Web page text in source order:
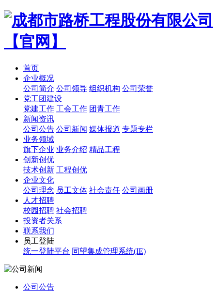
首页
企业概况
公司简介 公司领导 组织机构 公司荣誉
党工团建设
党建工作 工会工作 团青工作
新闻资讯
公司公告 公司新闻 媒体报道 专题专栏
业务领域
旗下企业 业务介绍 精品工程
创新创优
技术创新 工程创优
企业文化
公司理念 员工文体 社会责任 公司画册
人才招聘
校园招聘 社会招聘
投资者关系
联系我们
员工登陆
统一登陆平台 同望集成管理系统(IE)
公司公告